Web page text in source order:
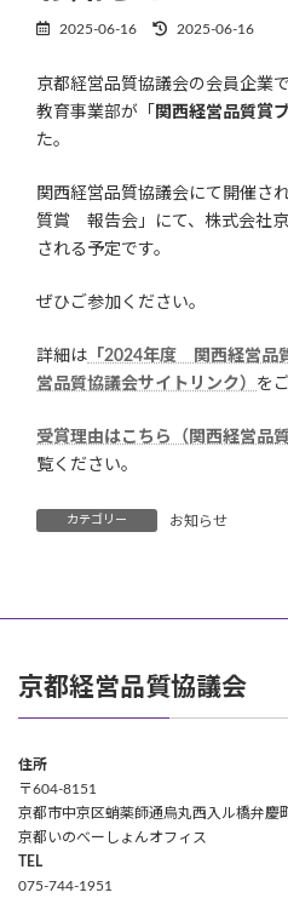
2025-06-16
最
更
新
日
2025-06-16
京都経営品質協議会の会員企業
教育事業部が「 関西経営品質賞
た。
関西経営品質協議会にて開催
質賞 報告会」にて、株式会社
される予定です。
ぜひご参加ください。
詳細は 「2024年度 関西経営
営品質協議会サイトリンク） を
受賞理由はこちら（関西経営品
覧ください。
カテゴリー お知らせ
京都経営品質協議会
住所
〒604-8151
京都市中京区蛸薬師通烏丸西入ル橋弁慶
京都いのべーしょんオフィス
TEL
075-744-1951